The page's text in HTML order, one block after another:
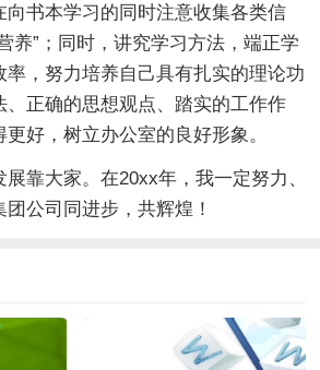
向书本学习的同时注意收集各类信
养”；同时，讲究学习方法，端正学
率，努力培养自己具有扎实的理论功
、正确的思想观点、踏实的工作作
好，树立办公室的良好形象。
靠大家。在20xx年，我一定努力、
公司同进步，共辉煌！